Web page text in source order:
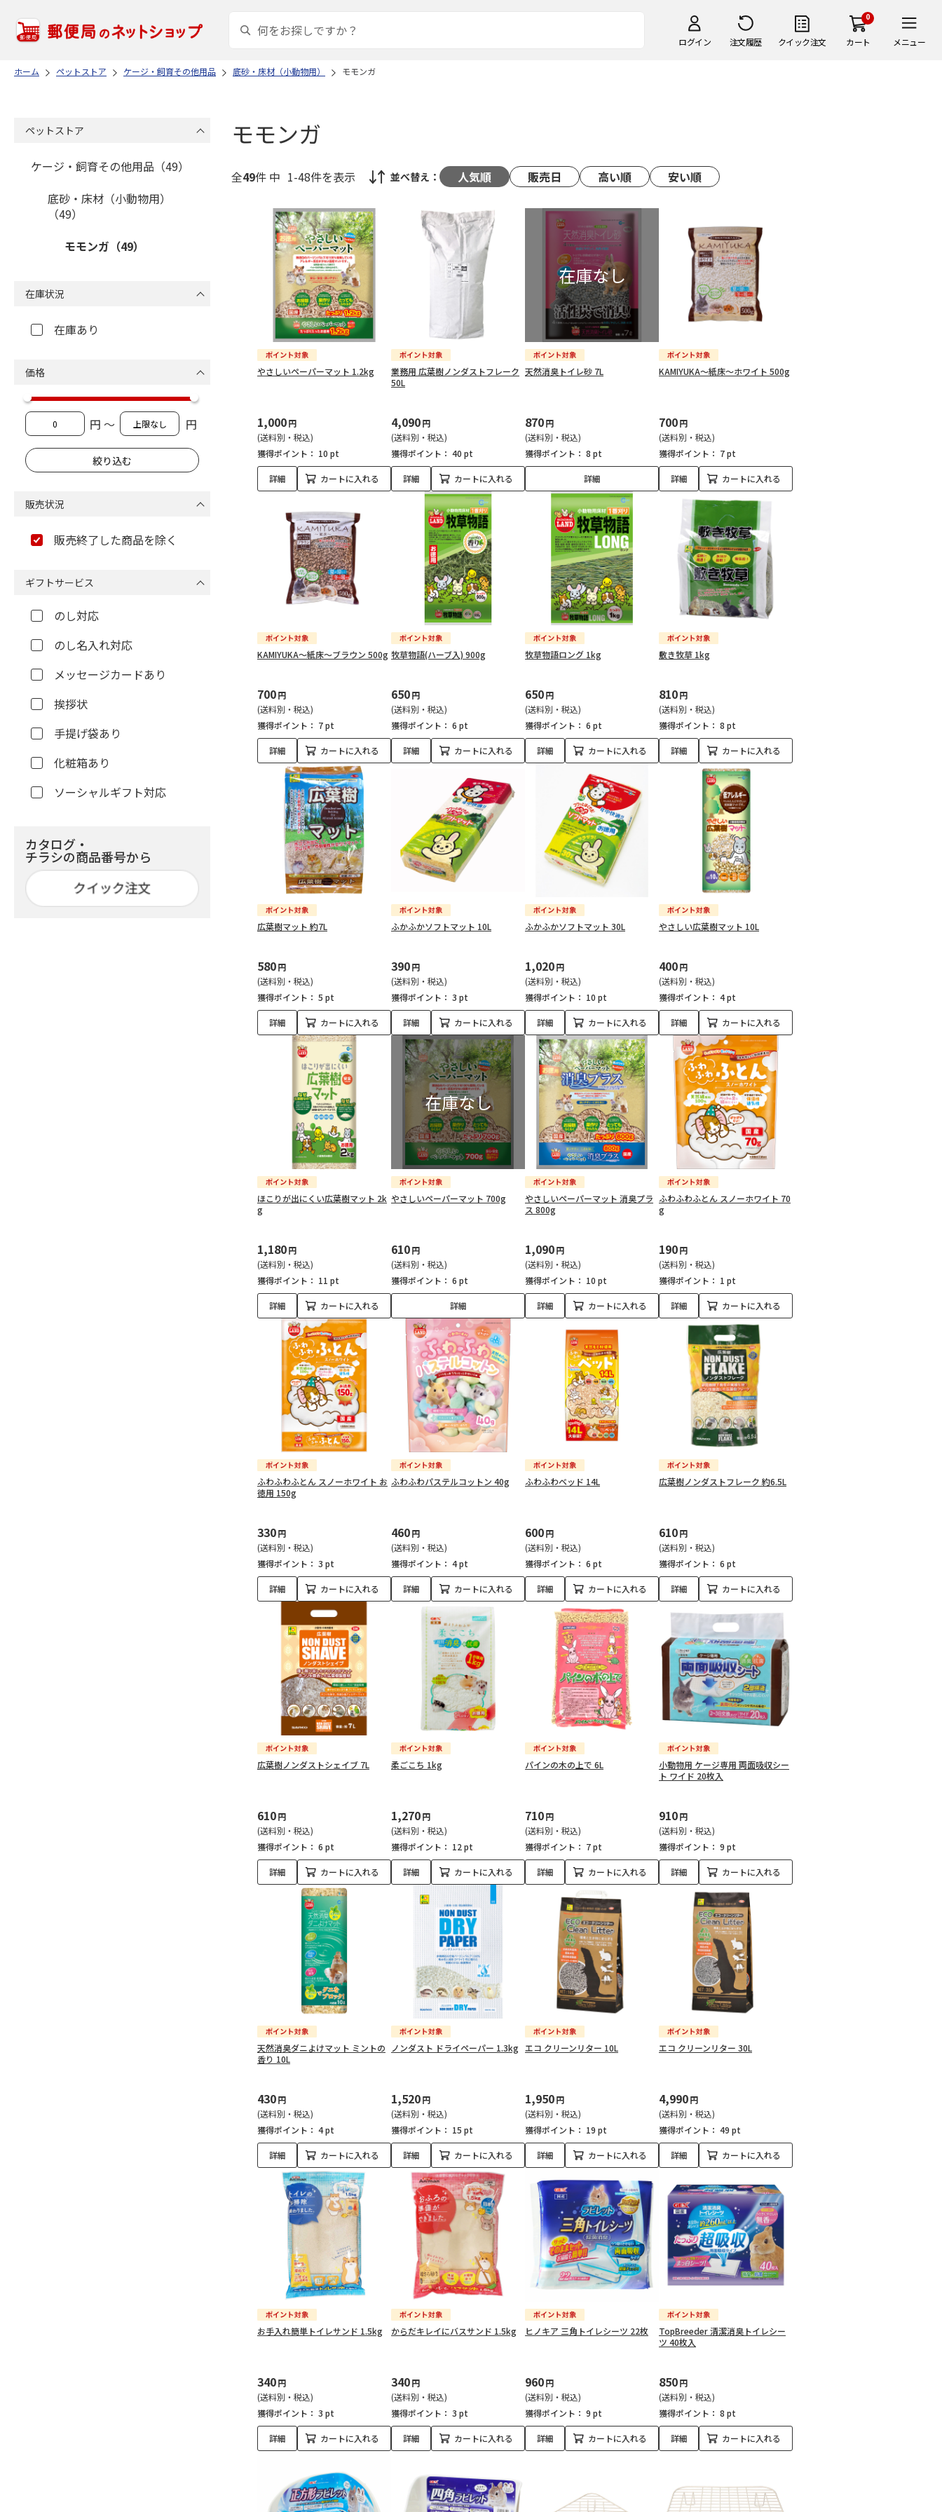
ログイン 注文履歴 クイック注文
0
カート メニュー
ホーム ペットストア ケージ・飼育その他用品 底砂・床材（小動物用） モモンガ
モモンガ
全49件 中 1-48件を表示 並べ替え： 人気順 販売日 高い順 安い順
やさしいペーパーマット 1.2kg
1,000円
(送料別・税込)
獲得ポイント： 10 pt
詳細 カートに入れる
業務用 広葉樹ノンダストフレーク
50L
4,090円
(送料別・税込)
獲得ポイント： 40 pt
詳細 カートに入れる
天然消臭トイレ砂 7L
870円
(送料別・税込)
獲得ポイント： 8 pt
詳細
KAMIYUKA～紙床～ホワイト 500g
700円
(送料別・税込)
獲得ポイント： 7 pt
詳細 カートに入れる
KAMIYUKA～紙床～ブラウン 500g
700円
(送料別・税込)
獲得ポイント： 7 pt
詳細 カートに入れる
牧草物語(ハーブ入) 900g
650円
(送料別・税込)
獲得ポイント： 6 pt
詳細 カートに入れる
牧草物語ロング 1kg
650円
(送料別・税込)
獲得ポイント： 6 pt
詳細 カートに入れる
敷き牧草 1kg
810円
(送料別・税込)
獲得ポイント： 8 pt
詳細 カートに入れる
広葉樹マット 約7L
580円
(送料別・税込)
獲得ポイント： 5 pt
詳細 カートに入れる
ふかふかソフトマット 10L
390円
(送料別・税込)
獲得ポイント： 3 pt
詳細 カートに入れる
ふかふかソフトマット 30L
1,020円
(送料別・税込)
獲得ポイント： 10 pt
詳細 カートに入れる
やさしい広葉樹マット 10L
400円
(送料別・税込)
獲得ポイント： 4 pt
詳細 カートに入れる
ほこりが出にくい広葉樹マット 2k
g
1,180円
(送料別・税込)
獲得ポイント： 11 pt
詳細 カートに入れる
やさしいペーパーマット 700g
610円
(送料別・税込)
獲得ポイント： 6 pt
詳細
やさしいペーパーマット 消臭プラ
ス 800g
1,090円
(送料別・税込)
獲得ポイント： 10 pt
詳細 カートに入れる
ふわふわふとん スノーホワイト 70
g
190円
(送料別・税込)
獲得ポイント： 1 pt
詳細 カートに入れる
ふわふわふとん スノーホワイト お
徳用 150g
330円
(送料別・税込)
獲得ポイント： 3 pt
詳細 カートに入れる
ふわふわパステルコットン 40g
460円
(送料別・税込)
獲得ポイント： 4 pt
詳細 カートに入れる
ふわふわベッド 14L
600円
(送料別・税込)
獲得ポイント： 6 pt
詳細 カートに入れる
広葉樹ノンダストフレーク 約6.5L
610円
(送料別・税込)
獲得ポイント： 6 pt
詳細 カートに入れる
広葉樹ノンダストシェイブ 7L
610円
(送料別・税込)
獲得ポイント： 6 pt
詳細 カートに入れる
柔ごこち 1kg
1,270円
(送料別・税込)
獲得ポイント： 12 pt
詳細 カートに入れる
パインの木の上で 6L
710円
(送料別・税込)
獲得ポイント： 7 pt
詳細 カートに入れる
小動物用 ケージ専用 両面吸収シー
ト ワイド 20枚入
910円
(送料別・税込)
獲得ポイント： 9 pt
詳細 カートに入れる
天然消臭ダニよけマット ミントの
香り 10L
430円
(送料別・税込)
獲得ポイント： 4 pt
詳細 カートに入れる
ノンダスト ドライペーパー 1.3kg
1,520円
(送料別・税込)
獲得ポイント： 15 pt
詳細 カートに入れる
エコ クリーンリター 10L
1,950円
(送料別・税込)
獲得ポイント： 19 pt
詳細 カートに入れる
エコ クリーンリター 30L
4,990円
(送料別・税込)
獲得ポイント： 49 pt
詳細 カートに入れる
お手入れ簡単トイレサンド 1.5kg
340円
(送料別・税込)
獲得ポイント： 3 pt
詳細 カートに入れる
からだキレイにバスサンド 1.5kg
340円
(送料別・税込)
獲得ポイント： 3 pt
詳細 カートに入れる
ヒノキア 三角トイレシーツ 22枚
960円
(送料別・税込)
獲得ポイント： 9 pt
詳細 カートに入れる
TopBreeder 清潔消臭トイレシー
ツ 40枚入
850円
(送料別・税込)
獲得ポイント： 8 pt
詳細 カートに入れる
ペットストア
ケージ・飼育その他用品（49）
底砂・床材（小動物用）
（49）
モモンガ（49）
在庫状況
在庫あり
価格
円 ～ 円
販売状況
販売終了した商品を除く
ギフトサービス
のし対応
のし名入れ対応
メッセージカードあり
挨拶状
手提げ袋あり
化粧箱あり
ソーシャルギフト対応
カタログ・
チラシの商品番号から